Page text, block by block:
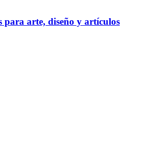
para arte, diseño y artículos